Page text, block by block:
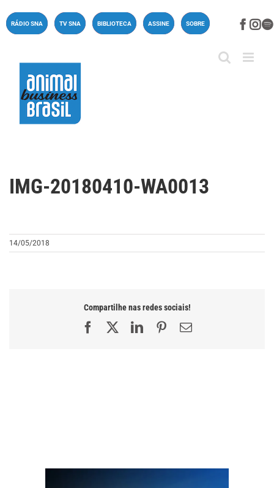
paraRÁDIO SNA TV SNA BIBLIOTECA ASSINE SOBRE
IMG-20180410-WA0013
14/05/2018
Compartilhe nas redes sociais!
FacebookLinkedInPinterest
E-